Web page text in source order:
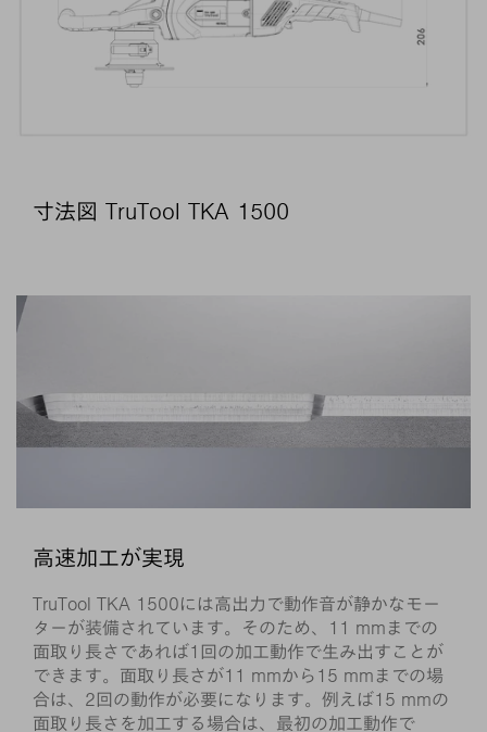
寸法図 TruTool TKA 1500
高速加工が実現
TruTool TKA 1500には高出力で動作音が静かなモー
ターが装備されています。そのため、11 mmまでの
面取り長さであれば1回の加工動作で生み出すことが
できます。面取り長さが11 mmから15 mmまでの場
合は、2回の動作が必要になります。例えば15 mmの
面取り長さを加工する場合は、最初の加工動作で